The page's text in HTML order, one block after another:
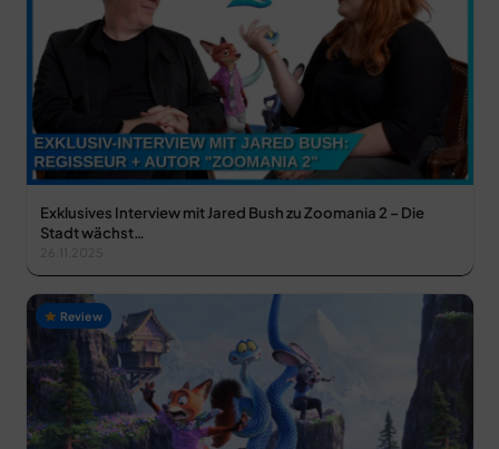
Exklusives Interview mit Jared Bush zu Zoomania 2 – Die
Stadt wächst…
26.11.2025
Review